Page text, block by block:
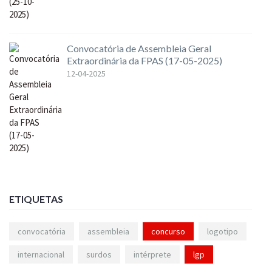
Convocatória de Assembleia Geral
Extraordinária da FPAS (17-05-2025)
12-04-2025
ETIQUETAS
convocatória assembleia concurso logotipo
internacional surdos intérprete lgp